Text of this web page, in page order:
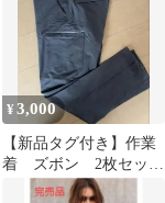
¥3,000
【新品タグ付き】作業
着 ズボン 2枚セッ
ト Lサイズ